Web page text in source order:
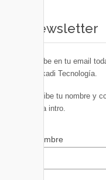
Newsletter
Recibe en tu email
Euskadi Tecnología.
Escribe tu nombre y
pulsa intro.
Nombre